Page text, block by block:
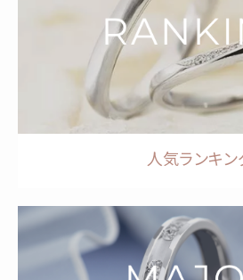
人気ランキン